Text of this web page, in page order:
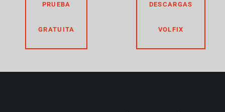
PRUEBA
GRATUITA
DESCARGAS
VOLFIX